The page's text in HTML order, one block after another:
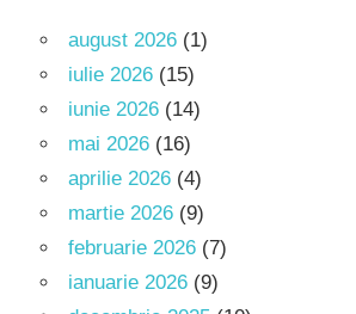
august 2026 (1)
iulie 2026 (15)
iunie 2026 (14)
mai 2026 (16)
aprilie 2026 (4)
martie 2026 (9)
februarie 2026 (7)
ianuarie 2026 (9)